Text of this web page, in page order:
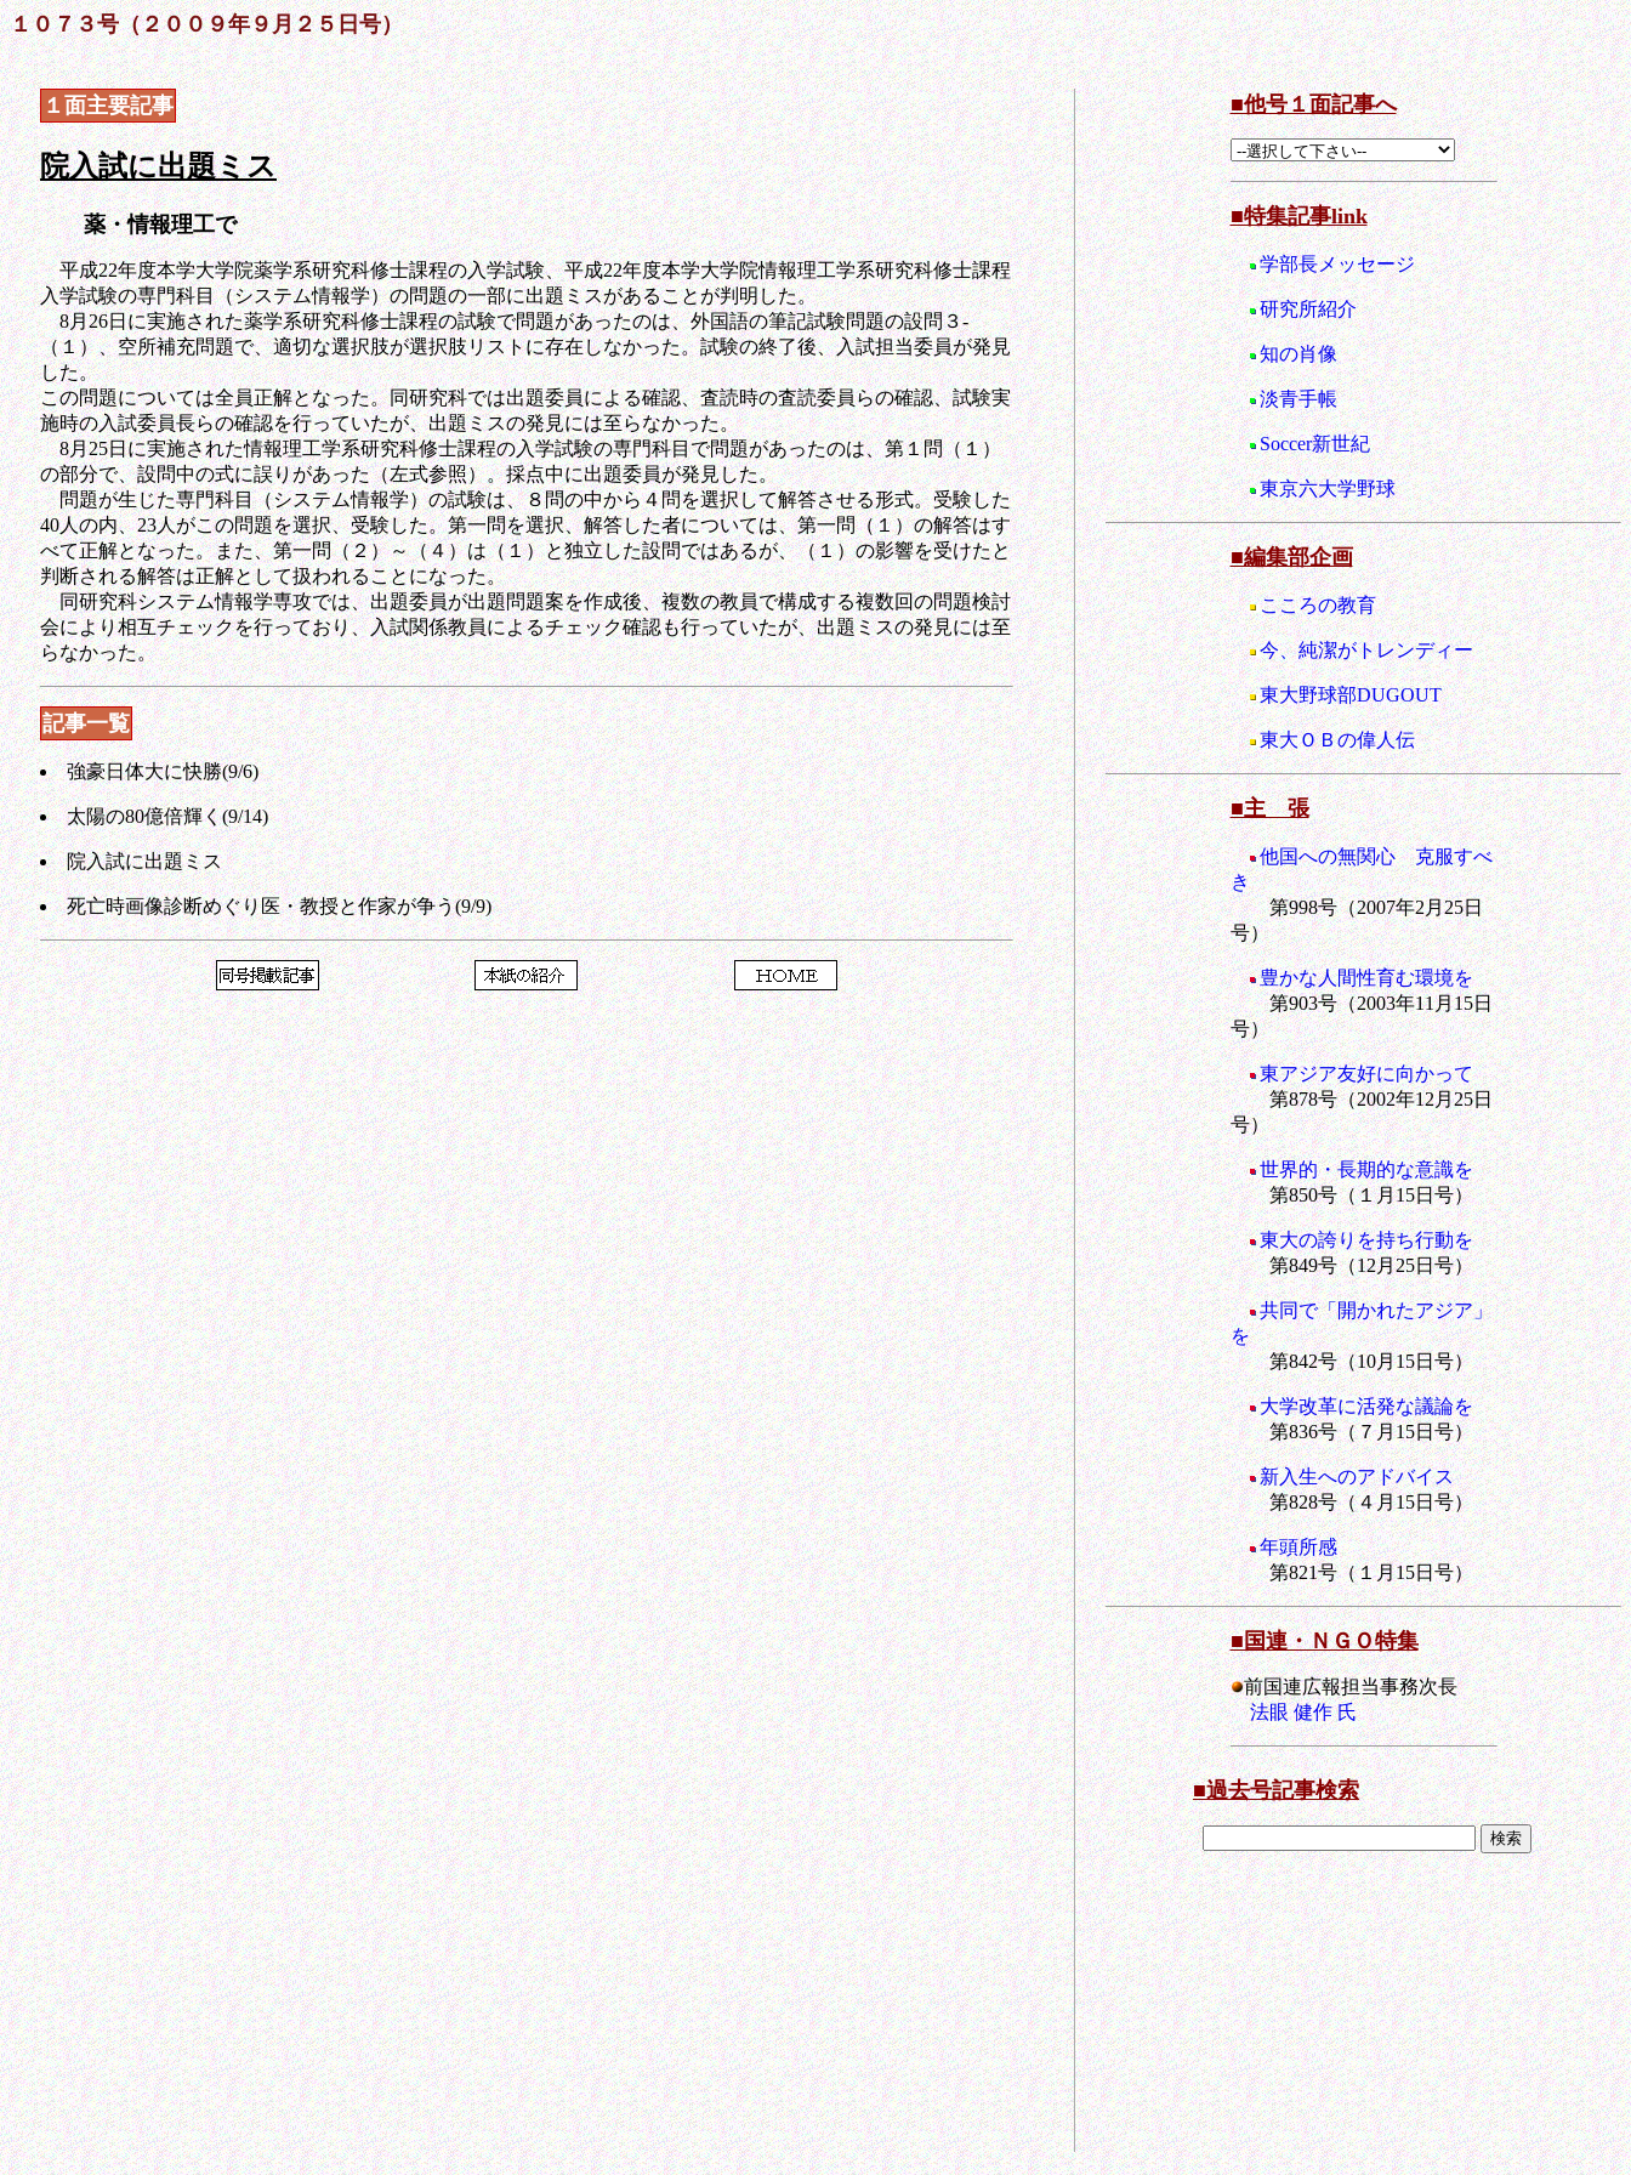
１０７３号（２００９年９月２５日号）
１面主要記事
院入試に出題ミス
薬・情報理工で
平成22年度本学大学院薬学系研究科修士課程の入学試験、平成22年度本学大学院情報理工学系研究科修士課程
入学試験の専門科目（システム情報学）の問題の一部に出題ミスがあることが判明した。
8月26日に実施された薬学系研究科修士課程の試験で問題があったのは、外国語の筆記試験問題の設問３‐
（１）、空所補充問題で、適切な選択肢が選択肢リストに存在しなかった。試験の終了後、入試担当委員が発見
した。
この問題については全員正解となった。同研究科では出題委員による確認、査読時の査読委員らの確認、試験実
施時の入試委員長らの確認を行っていたが、出題ミスの発見には至らなかった。
8月25日に実施された情報理工学系研究科修士課程の入学試験の専門科目で問題があったのは、第１問（１）
の部分で、設問中の式に誤りがあった（左式参照）。採点中に出題委員が発見した。
問題が生じた専門科目（システム情報学）の試験は、８問の中から４問を選択して解答させる形式。受験した
40人の内、23人がこの問題を選択、受験した。第一問を選択、解答した者については、第一問（１）の解答はす
べて正解となった。また、第一問（２）～（４）は（１）と独立した設問ではあるが、（１）の影響を受けたと
判断される解答は正解として扱われることになった。
同研究科システム情報学専攻では、出題委員が出題問題案を作成後、複数の教員で構成する複数回の問題検討
会により相互チェックを行っており、入試関係教員によるチェック確認も行っていたが、出題ミスの発見には至
らなかった。
記事一覧
強豪日体大に快勝(9/6)
太陽の80億倍輝く(9/14)
院入試に出題ミス
死亡時画像診断めぐり医・教授と作家が争う(9/9)
■他号１面記事へ
■特集記事link
学部長メッセージ
研究所紹介
知の肖像
淡青手帳
Soccer新世紀
東京六大学野球
■編集部企画
こころの教育
今、純潔がトレンディー
東大野球部DUGOUT
東大ＯＢの偉人伝
■主 張
他国への無関心 克服すべ
き
第998号（2007年2月25日
号）
豊かな人間性育む環境を
第903号（2003年11月15日
号）
東アジア友好に向かって
第878号（2002年12月25日
号）
世界的・長期的な意識を
第850号（１月15日号）
東大の誇りを持ち行動を
第849号（12月25日号）
共同で「開かれたアジア」
を
第842号（10月15日号）
大学改革に活発な議論を
第836号（７月15日号）
新入生へのアドバイス
第828号（４月15日号）
年頭所感
第821号（１月15日号）
■国連・ＮＧＯ特集
前国連広報担当事務次長
法眼 健作 氏
■過去号記事検索